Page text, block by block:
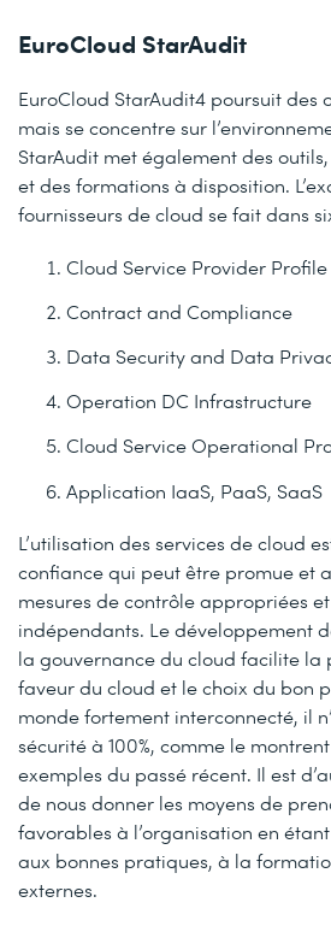
EuroCloud StarAudit
EuroCloud StarAudit4 poursuit des
mais se concentre sur
StarAudit met également des
et des formations à disposition.
fournisseurs de cloud se fait dans
Cloud Service Provider Profile
Contract and Compliance
Data Security and Data
Operation DC Infrastructure
Cloud Service Operational
Application IaaS, PaaS, SaaS
L’utilisation des services de cloud
confiance qui peut être promue et
mesures de contrôle appropriées
indépendants. Le développement
la gouvernance du cloud facilite la
faveur du cloud et le choix du bon
monde fortement interconnecté, il
sécurité à 100%, comme le
exemples du passé récent. Il est
de nous donner les moyens de
favorables à l’organisation en
aux bonnes pratiques, à la
externes.